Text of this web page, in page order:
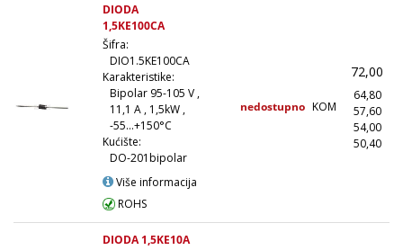
DIODA
1,5KE100CA
Šifra:
DIO1.5KE100CA
Karakteristike:
Bipolar 95-105 V ,
11,1 A , 1,5kW ,
-55...+150°C
Kućište:
DO-201bipolar
Više informacija
ROHS
nedostupno KOM
72,00
64,80
57,60
54,00
50,40
DIODA 1,5KE10A